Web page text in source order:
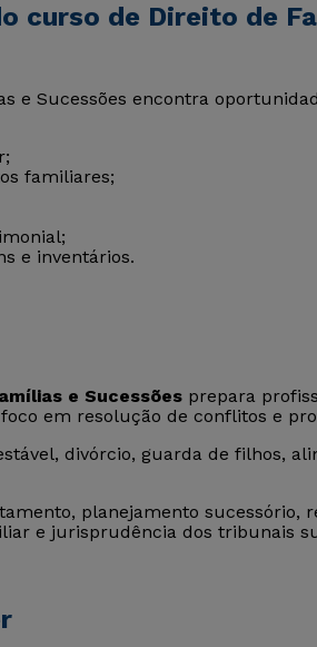
curso de Direito de
e Sucessões encontra
familiares;
e inventários.
e Sucessões prepara
em resolução de conflitos e
divórcio, guarda de filhos,
planejamento sucessório,
e jurisprudência dos tribunais